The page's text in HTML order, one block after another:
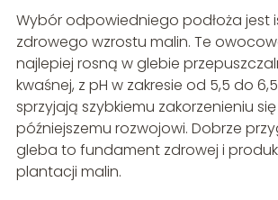
Wybór odpowiedniego podłoża jest
zdrowego wzrostu malin. Te
najlepiej rosną w glebie
kwaśnej, z pH w zakresie od 5,5 do
sprzyjają szybkiemu zakorzenieniu się
późniejszemu rozwojowi. Dobrze
gleba to fundament zdrowej i
plantacji malin.